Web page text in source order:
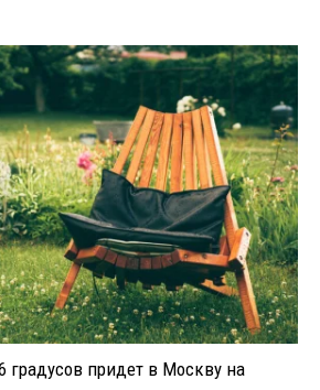
градусов придет в Москву на